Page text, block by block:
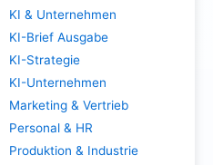
KI & Unternehmen
KI-Brief Ausgabe
KI-Strategie
KI-Unternehmen
Marketing & Vertrieb
Personal & HR
Produktion & Industrie